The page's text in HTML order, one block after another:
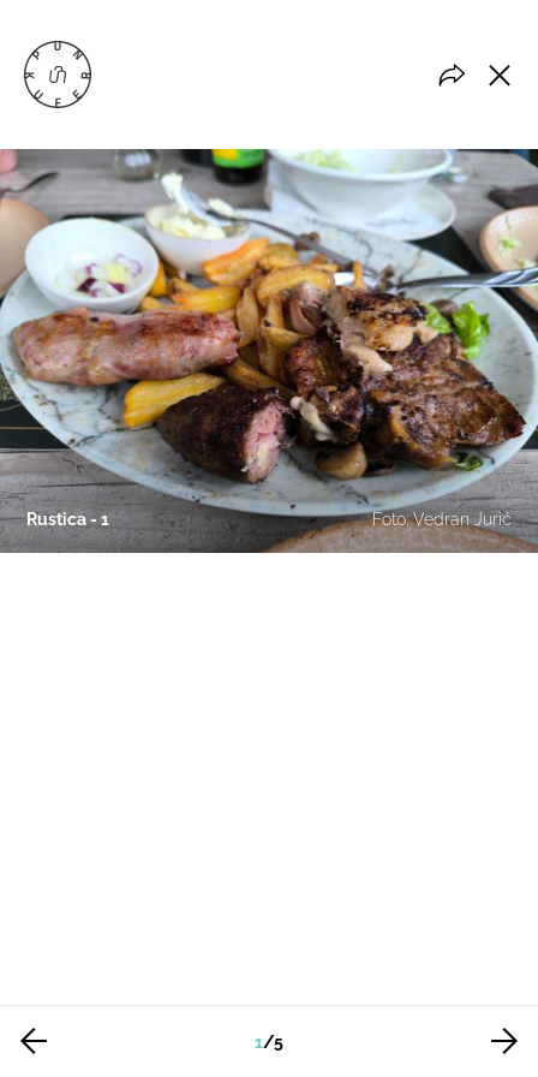
Rustica - 1 Foto: Vedran Jurić
1/5